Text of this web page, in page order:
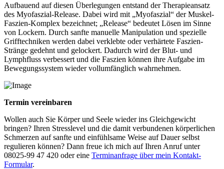
Aufbauend auf diesen Überlegungen entstand der Therapieansatz
des Myofaszial-Release. Dabei wird mit „Myofaszial“ der Muskel-
Faszien-Komplex bezeichnet; „Release“ bedeutet Lösen im Sinne
von Lockern. Durch sanfte manuelle Manipulation und spezielle
Grifftechniken werden dabei verklebte oder verhärtete Faszien-
Stränge gedehnt und gelockert. Dadurch wird der Blut- und
Lymphfluss verbessert und die Faszien können ihre Aufgabe im
Bewegungssystem wieder vollumfänglich wahrnehmen.
Termin vereinbaren
Wollen auch Sie Körper und Seele wieder ins Gleichgewicht
bringen? Ihren Stresslevel und die damit verbundenen körperlichen
Schmerzen auf sanfte und einfühlsame Weise auf Dauer selbst
regulieren können? Dann freue ich mich auf Ihren Anruf unter
08025-99 47 420 oder eine Terminanfrage über mein Kontakt-
Formular.